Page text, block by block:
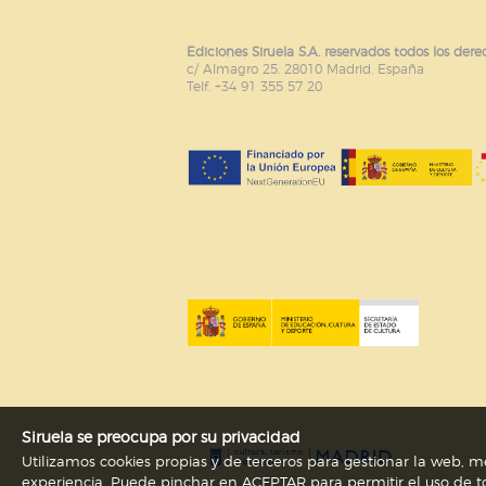
Ediciones Siruela S.A. reservados todos los
c/ Almagro 25. 28010 Madrid. España
Telf. +34 91 355 57 20
Siruela se preocupa por su privacidad
Utilizamos cookies propias y de terceros para gestionar la web,